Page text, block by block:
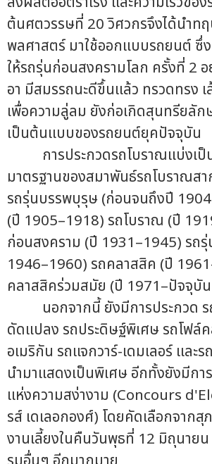
ต้นศตวรรษที่ 20 วิศวกรจึงได้นำท
พลศาสตร์ มาใช้ออกแบบรถยนต์ ซึ่
ให้รถรุ่นก่อนสงครามโลก ครั้งที่ 2
อา มีสมรรถนะดีขึ้นแล้ว ทรวดทรง
เพื่อความลู่ลม ยังก่อเกิดสุนทรียลั
เป็นต้นแบบของรถยนต์ยุคปัจจุบัน
การประกวดรถโบราณแบ่งเป็น
มาตรฐานของสมาพันธ์รถโบราณสา
รถรุ่นบรรพบุรุษ (ก่อนจนถึงปี
(ปี 1905–1918) รถโบราณ (ปี
ก่อนสงคราม (ปี 1931–1945) รถ
1946–1960) รถคลาสสิค (ปี
คลาสสิคร่วมสมัย (ปี 1971–ปัจจุบั
นอกจากนี้ ยังมีการประกวด ร
ดัดแปลง รถประดิษฐ์พิเศษ รถโฟล์ค
อเมริกัน รถแจกวาร์-เดมเลอร์ และ
นำมาแสดงเป็นพิเศษ อีกทั้งยังมีกา
แห่งความสง่างาม (Concours
รส์ เดเลอกองศ์) โดยคัดเลือกจาก
งานเลี้ยงในคืนวันพุธที่ 12 มิถุนาย